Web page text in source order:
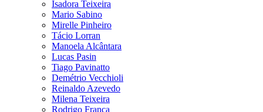
Isadora Teixeira
Mario Sabino
Mirelle Pinheiro
Tácio Lorran
Manoela Alcântara
Lucas Pasin
Tiago Pavinatto
Demétrio Vecchioli
Reinaldo Azevedo
Milena Teixeira
Rodrigo França